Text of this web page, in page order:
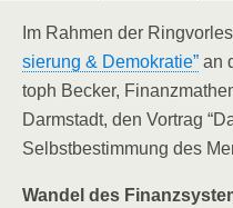
Im Rah­men der
sie­rung & Demo­kra­tie” an
toph Becker,
Darm­stadt, den Vor­trag
Selbst­be­stim­mung des
Wan­del des